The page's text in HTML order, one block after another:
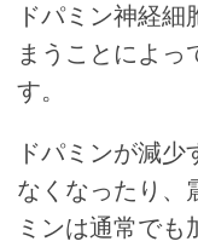
ドパミン神経
まうことによっ
す。
ドパミンが減
なくなったり、
ミンは通常でも